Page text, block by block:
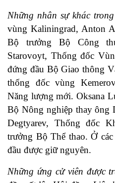
Những nhân sự khác
vùng Kaliningrad, Anton
Bộ trưởng Bộ Công
Starovoyt, Thống đốc
đứng đầu Bộ Giao thông
thống đốc vùng
Năng lượng mới. Oksana
Bộ Nông nghiệp thay ông
Degtyarev, Thống đốc
trưởng Bộ Thể thao. Ở
đầu được giữ nguyên.
Những ứng cử viên được